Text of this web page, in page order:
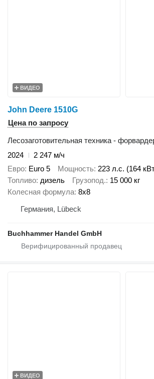
ВИДЕО
John Deere 1510G
Цена по запросу
Лесозаготовительная техника -
2024
2 247 м/ч
Евро Euro 5 Мощность 223 л.с. (164
Топливо дизель Грузопод. 15 000 кг
Колесная формула 8x8
Германия, Lübeck
Buchhammer Handel GmbH
ВИДЕО